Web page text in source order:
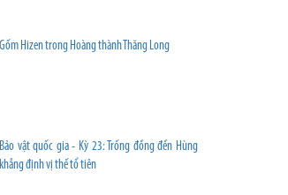
Gốm Hizen trong Hoàng thành Thăng Long
Bảo vật quốc gia - Kỳ 23: Trống đồng đền Hùng
khẳng định vị thế tổ tiên